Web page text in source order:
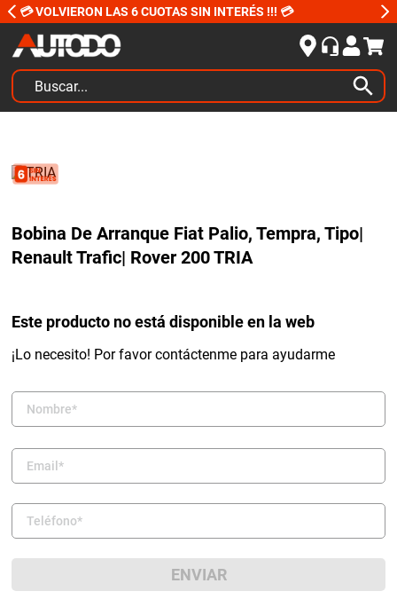
💳 VOLVIERON LAS 6 CUOTAS SIN INTERÉS !!! 💳
Buscar...
Bobina De Arranque Fiat Palio, Tempra, Tipo|
Renault Trafic| Rover 200 TRIA
Este producto no está disponible en la web
¡Lo necesito! Por favor contáctenme para ayudarme
ENVIAR
2.
amortiguadores
4
honda civic
amortiguador